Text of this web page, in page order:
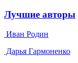
Лучшие авторы
Иван Родин
Дарья Гармоненко